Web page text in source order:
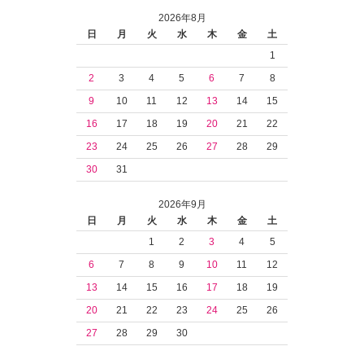
2026年8月
日
月 火 水 木 金
土
1
2
3 4 5 6 7
8
9
10 11 12 13 14
15
16
17 18 19 20 21
22
23
24 25 26 27 28
29
30
31
2026年9月
日
月 火 水 木 金
土
1
2 3 4
5
6
7 8 9 10 11
12
13
14 15 16 17 18
19
20
21 22 23 24 25
26
27
28 29 30